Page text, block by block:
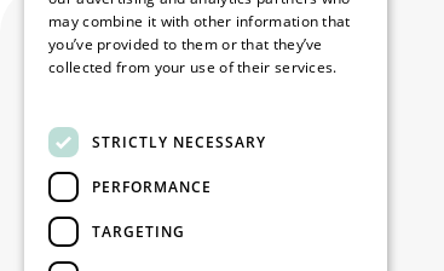
Nederlands (NL)
Volg ons
Facebook
may combine it with other information that
you’ve provided to them or that they’ve
collected from your use of their services.
STRICTLY NECESSARY
PERFORMANCE
TARGETING